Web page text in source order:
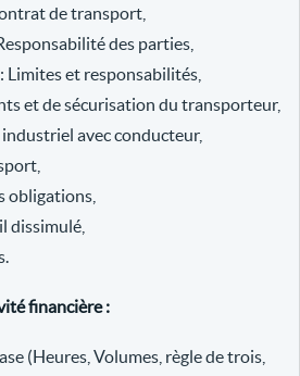
de transport,
des parties,
Limites et responsabilités,
et de sécurisation du transporteur,
avec conducteur,
obligations,
dissimulé,
financière :
(Heures, Volumes, règle de trois,